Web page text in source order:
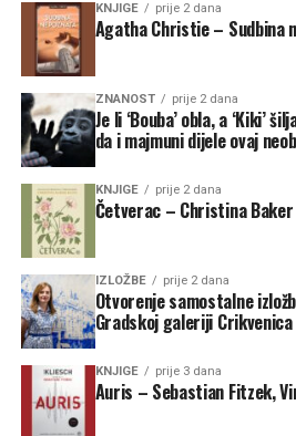
KNJIGE prije 2 dana
Agatha Christie – Sudbina
ZNANOST prije 2 dana
Je li ‘Bouba’ obla, a ‘Kiki’
da i majmuni dijele ovaj
KNJIGE prije 2 dana
Četverac – Christina
IZLOŽBE prije 2 dana
Otvorenje samostalne
Gradskoj galeriji Crikvenica
KNJIGE prije 3 dana
Auris – Sebastian Fitzek,